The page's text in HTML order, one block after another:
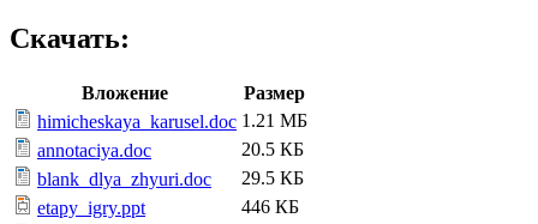
Скачать:
Вложение
Размер
himicheskaya_karusel.doc 1.21 МБ
annotaciya.doc
20.5 КБ
blank_dlya_zhyuri.doc
29.5 КБ
etapy_igry.ppt
446 КБ